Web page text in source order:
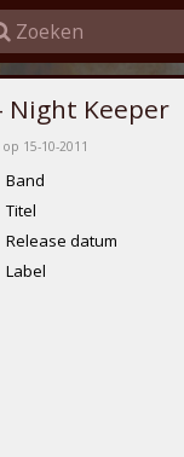
Night Keeper
op 15-10-2011
Band
Titel
Release datum
Label